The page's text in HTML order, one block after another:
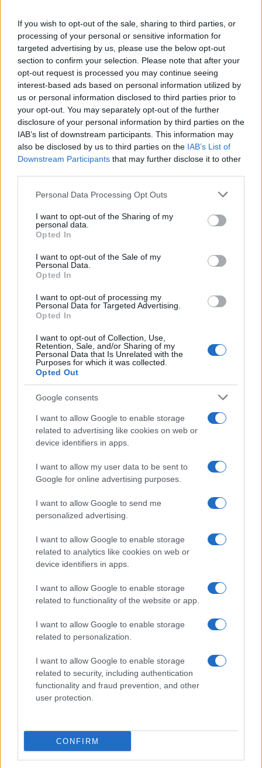
If you wish to opt-out of the sale, sharing to third parties, or
processing of your personal or sensitive information for
targeted advertising by us, please use the below opt-out
section to confirm your selection. Please note that after your
opt-out request is processed you may continue seeing
interest-based ads based on personal information utilized by
us or personal information disclosed to third parties prior to
your opt-out. You may separately opt-out of the further
disclosure of your personal information by third parties on the
IAB’s list of downstream participants. This information may
also be disclosed by us to third parties on the IAB’s List of
Downstream Participants that may further disclose it to other
Please note that this website/app uses one or more Google
not limited to your visit or usage behaviour. You may click to
grant or deny consent to Google and its third-party tags to
use your data for below specified purposes in below Google
consent section.
Personal Data Processing Opt Outs
I want to opt-out of the Sharing of my
personal data.
Opted In
I want to opt-out of the Sale of my
Personal Data.
Opted In
I want to opt-out of processing my
Personal Data for Targeted Advertising.
Opted In
I want to opt-out of Collection, Use,
Retention, Sale, and/or Sharing of my
Personal Data that Is Unrelated with the
Purposes for which it was collected.
Opted Out
Google consents
I want to allow Google to enable storage
related to advertising like cookies on web or
device identifiers in apps.
I want to allow my user data to be sent to
Google for online advertising purposes.
I want to allow Google to send me
personalized advertising.
I want to allow Google to enable storage
related to analytics like cookies on web or
device identifiers in apps.
I want to allow Google to enable storage
related to functionality of the website or app.
I want to allow Google to enable storage
related to personalization.
I want to allow Google to enable storage
related to security, including authentication
functionality and fraud prevention, and other
user protection.
CONFIRM
REALIZAR UNA LLAMADA DE SPAM DE
46 SEGUNDOS A UN CLIENTE DE LA
LISTA ROBINSON
EL TS CIERRA LA PUERTA A OVB
ALLFINANZ Y CONFIRMA SU
RESPONSABILIDAD EN LA VENTA DE
‘UNIT LINKED’ ENGAÑOSOS
UNA COMUNIDAD DE PROPIETARIOS,
TERRAZA Y PROVOCAR UNA HUMEDAD
Noticias jurídicas y jurisprudencia
No te pierdas nada, suscríbete a
Confilegal
Secciones
Judicial
Tribunales
Áreas y
Profesionales
Política
Divulgación
Foro de
Confilegal
somos
Contacto
Aviso Legal
Política de
privacidad
Política de
Cookies
Contáctanos
redaccion@confilegal.com
Confilegal 2026